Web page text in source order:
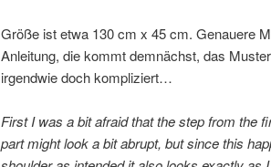
Größe ist etwa 130 cm x 45 cm. Genauere
Anleitung, die kommt demnächst, das
irgendwie doch kompliziert…
First I was a bit afraid that the step from the
part might look a bit abrupt, but since this